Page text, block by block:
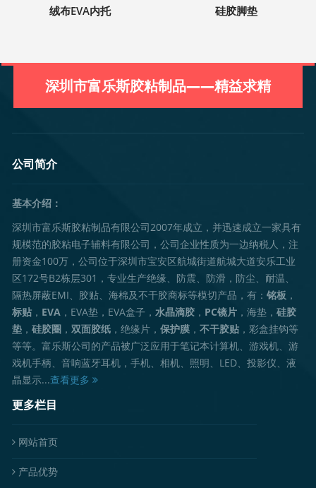
绒布EVA内托 硅胶脚垫
深圳市富乐斯胶粘制品——精益求精
公司简介
基本介绍：
深圳市富乐斯胶粘制品有限公司2007年成立，并迅速成立一家具有
规模范的胶粘电子辅料有限公司，公司企业性质为一边纳税人，注
册资金100万，公司位于深圳市宝安区航城街道航城大道安乐工业
区172号B2栋层301，专业生产绝缘、防震、防滑，防尘、耐温、
隔热屏蔽EMI、胶贴、海棉及不干胶商标等模切产品，有：铭板 ，
标贴 ， EVA ，EVA垫，EVA盒子， 水晶滴胶 ， PC镜片 ，海垫，硅胶
垫 ，硅胶圈 ，双面胶纸 ，绝缘片，保护膜 ，不干胶贴 ，彩盒挂钩等
等等。富乐斯公司的产品被广泛应用于笔记本计算机、游戏机、游
戏机手柄、音响蓝牙耳机，手机、相机、照明、LED、投影仪、液
晶显示...查看更多
更多栏目
网站首页
产品优势